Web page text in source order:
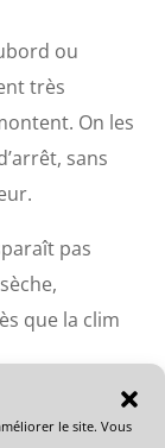
le site. Vous
ou
très
On les
sans
pas
que la clim
de